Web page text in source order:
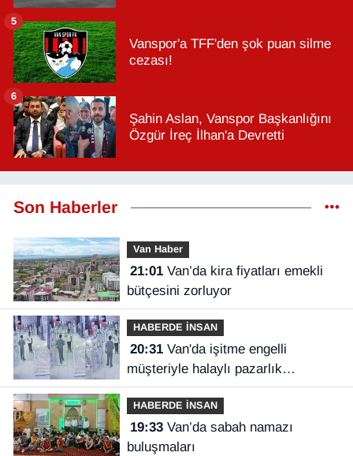
Vanspor'a TFF'den şok puan silme
cezası!
5
Şahin Aslan, Vanspor Başkanlığını
Özgür İreç İlhan'a Devretti
6
Son Haberler
Van Haber
21:01Van’da kira fiyatları emekli
bütçesini zorluyor
HABERDE İNSAN
20:31Van'da işitme engelli
müşteriyle halaylı pazarlık
gülümsetti
HABERDE İNSAN
19:33Van’da sabah namazı
buluşmaları